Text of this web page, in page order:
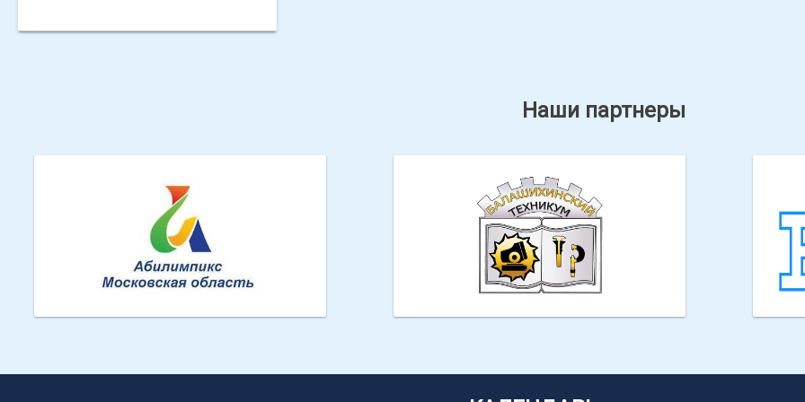
Наши партнеры